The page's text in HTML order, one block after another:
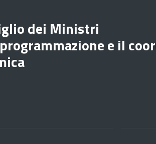
dei Ministri
e il